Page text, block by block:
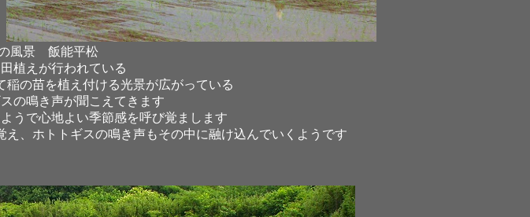
風景 飯能平松
植えが行われている
の苗を植え付ける光景が広がっている
の鳴き声が聞こえてきます
うで心地よい季節感を呼び覚まします
、ホトトギスの鳴き声もその中に融け込んでいくようです